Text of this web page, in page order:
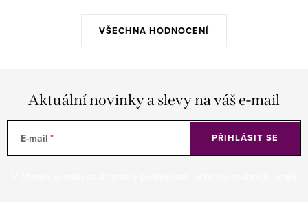
VŠECHNA HODNOCENÍ
Aktuální novinky a slevy na váš e-mail
E-mail PŘIHLÁSIT SE